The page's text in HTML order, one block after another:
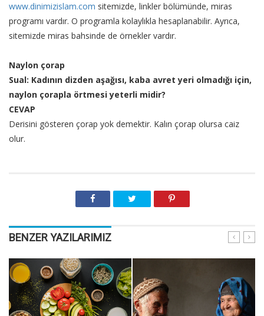
www.dinimizislam.com sitemizde, linkler bölümünde, miras
programı vardır. O programla kolaylıkla hesaplanabilir. Ayrıca,
sitemizde miras bahsinde de örnekler vardır.
Naylon çorap
Sual: Kadının dizden aşağısı, kaba avret yeri olmadığı için,
naylon çorapla örtmesi yeterli midir?
CEVAP
Derisini gösteren çorap yok demektir. Kalın çorap olursa caiz
olur.
BENZER YAZILARIMIZ